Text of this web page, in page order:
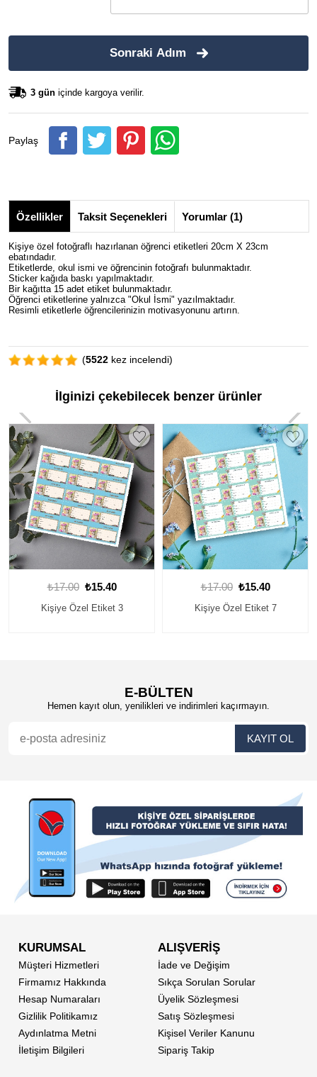
Sonraki Adım
3 gün içinde kargoya verilir.
Paylaş
Özellikler Taksit Seçenekleri Yorumlar (1)
Kişiye özel fotoğraflı hazırlanan öğrenci etiketleri 20cm X 23cm
ebatındadır.
Etiketlerde, okul ismi ve öğrencinin fotoğrafı bulunmaktadır.
Sticker kağıda baskı yapılmaktadır.
Bir kağıtta 15 adet etiket bulunmaktadır.
Öğrenci etiketlerine yalnızca "Okul İsmi" yazılmaktadır.
Resimli etiketlerle öğrencilerinizin motivasyonunu artırın.
(5522 kez incelendi)
İlginizi çekebilecek benzer ürünler
₺17.00 ₺15.40
Kişiye Özel Etiket 7
₺17.00 ₺15.40
Kişiye Özel Etiket 10
E-BÜLTEN
Hemen kayıt olun, yenilikleri ve indirimleri kaçırmayın.
KURUMSAL
Müşteri Hizmetleri
Firmamız Hakkında
Hesap Numaraları
Gizlilik Politikamız
Aydınlatma Metni
İletişim Bilgileri
ALIŞVERİŞ
İade ve Değişim
Sıkça Sorulan Sorular
Üyelik Sözleşmesi
Satış Sözleşmesi
Kişisel Veriler Kanunu
Sipariş Takip